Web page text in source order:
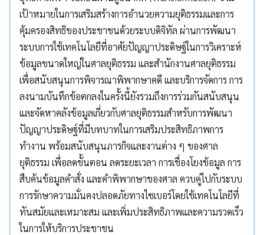
เป้าหมายในการเสริมสร้างการอำนวยความยุติธรรมและการ
คุ้มครองสิทธิของประชาชนด้วยระบบดิจิทัล ผ่านการพัฒนา
ระบบการใช้เทคโนโลยีที่อาศัยปัญญาประดิษฐ์ในการวิเคราะห์
ข้อมูลขนาดใหญ่ในศาลยุติธรรม และสำนักงานศาลยุติธรรม
เพื่อสนับสนุนการพิจารณาพิพากษาคดี และบริการจัดการ การ
ลงนามบันทึกข้อตกลงในครั้งนี้ยังรวมถึงการร่วมกันสนับสนุน
และจัดหาคลังข้อมูลเกี่ยวกับศาลยุติธรรมสำหรับการพัฒนา
ปัญญาประดิษฐ์ที่มีบทบาทในการเสริมประสิทธิภาพการ
ทำงาน พร้อมสนับสนุนภารกิจและงานต่าง ๆ ของศาล
ยุติธรรม เพื่อลดขั้นตอน ลดระยะเวลา การเชื่องโยงข้อมูล การ
สืบค้นข้อมูลคำสั่ง และคำพิพากษาของศาล ควบคู่ไปกับระบบ
การรักษาความมั่นคงปลอดภัยทางไซเบอร์โดยใช้เทคโนโลยีที่
ทันสมัยและเหมาะสม และเพิ่มประสิทธิภาพและความรวดเร็ว
ในการให้บริการประชาชน